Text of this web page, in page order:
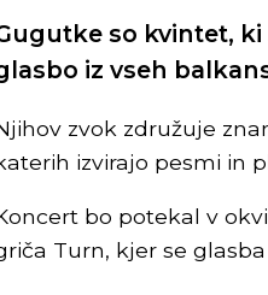
so kvintet,
iz vseh
zvok združuje
izvirajo pesmi in
bo potekal v
Turn, kjer se